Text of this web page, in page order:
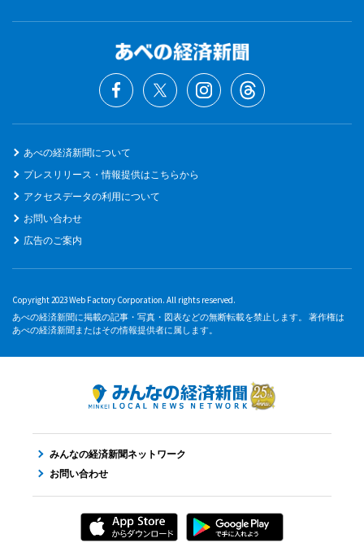
あべの経済新聞について
プレスリリース・情報提供はこちらから
アクセスデータの利用について
お問い合わせ
広告のご案内
Copyright 2023 Web Factory Corporation. All rights reserved.
あべの経済新聞に掲載の記事・写真・図表などの無断転載を禁止します。 著作権は
あべの経済新聞またはその情報提供者に属します。
みんなの経済新聞ネットワーク
お問い合わせ